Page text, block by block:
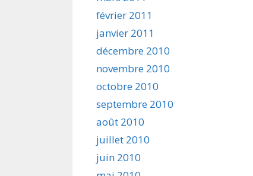
février 2011
janvier 2011
décembre 2010
novembre 2010
octobre 2010
septembre 2010
août 2010
juillet 2010
juin 2010